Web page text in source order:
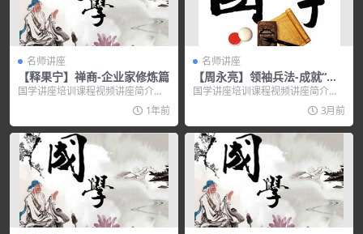
名师讲座
【释果宁】禅商-企业家修炼篇
国学讲座培训课程视频讲座简介：
1年前
名师讲座
【周永亮】领袖兵法-成就“帝
王”的12项修炼
国学讲座培训课程视频讲座简介：
改革开放30年，中国企业在历经大
3月前